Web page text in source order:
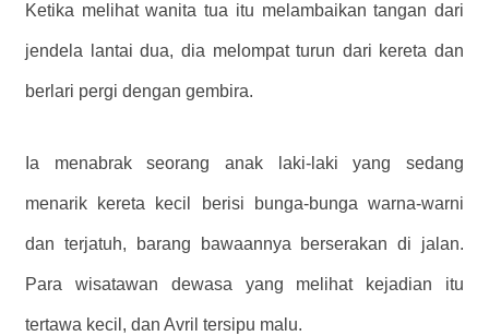
Ketika melihat wanita tua itu melambaikan tangan dari
jendela lantai dua, dia melompat turun dari kereta dan
berlari pergi dengan gembira.
Ia menabrak seorang anak laki-laki yang sedang
menarik kereta kecil berisi bunga-bunga warna-warni
dan terjatuh, barang bawaannya berserakan di jalan.
Para wisatawan dewasa yang melihat kejadian itu
tertawa kecil, dan Avril tersipu malu.